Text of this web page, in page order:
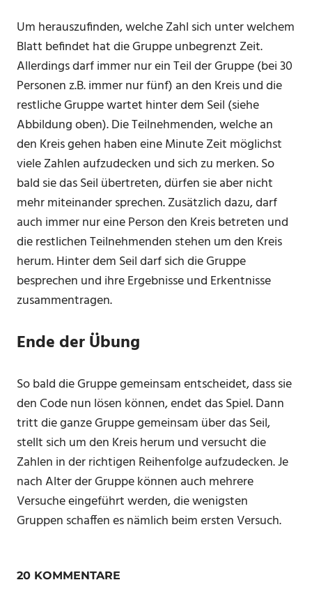
Um herauszufinden, welche Zahl sich unter welchem
Blatt befindet hat die Gruppe unbegrenzt Zeit.
Allerdings darf immer nur ein Teil der Gruppe (bei 30
Personen z.B. immer nur fünf) an den Kreis und die
restliche Gruppe wartet hinter dem Seil (siehe
Abbildung oben). Die Teilnehmenden, welche an
den Kreis gehen haben eine Minute Zeit möglichst
viele Zahlen aufzudecken und sich zu merken. So
bald sie das Seil übertreten, dürfen sie aber nicht
mehr miteinander sprechen. Zusätzlich dazu, darf
auch immer nur eine Person den Kreis betreten und
die restlichen Teilnehmenden stehen um den Kreis
herum. Hinter dem Seil darf sich die Gruppe
besprechen und ihre Ergebnisse und Erkentnisse
zusammentragen.
Ende der Übung
So bald die Gruppe gemeinsam entscheidet, dass sie
den Code nun lösen können, endet das Spiel. Dann
tritt die ganze Gruppe gemeinsam über das Seil,
stellt sich um den Kreis herum und versucht die
Zahlen in der richtigen Reihenfolge aufzudecken. Je
nach Alter der Gruppe können auch mehrere
Versuche eingeführt werden, die wenigsten
Gruppen schaffen es nämlich beim ersten Versuch.
20 KOMMENTARE